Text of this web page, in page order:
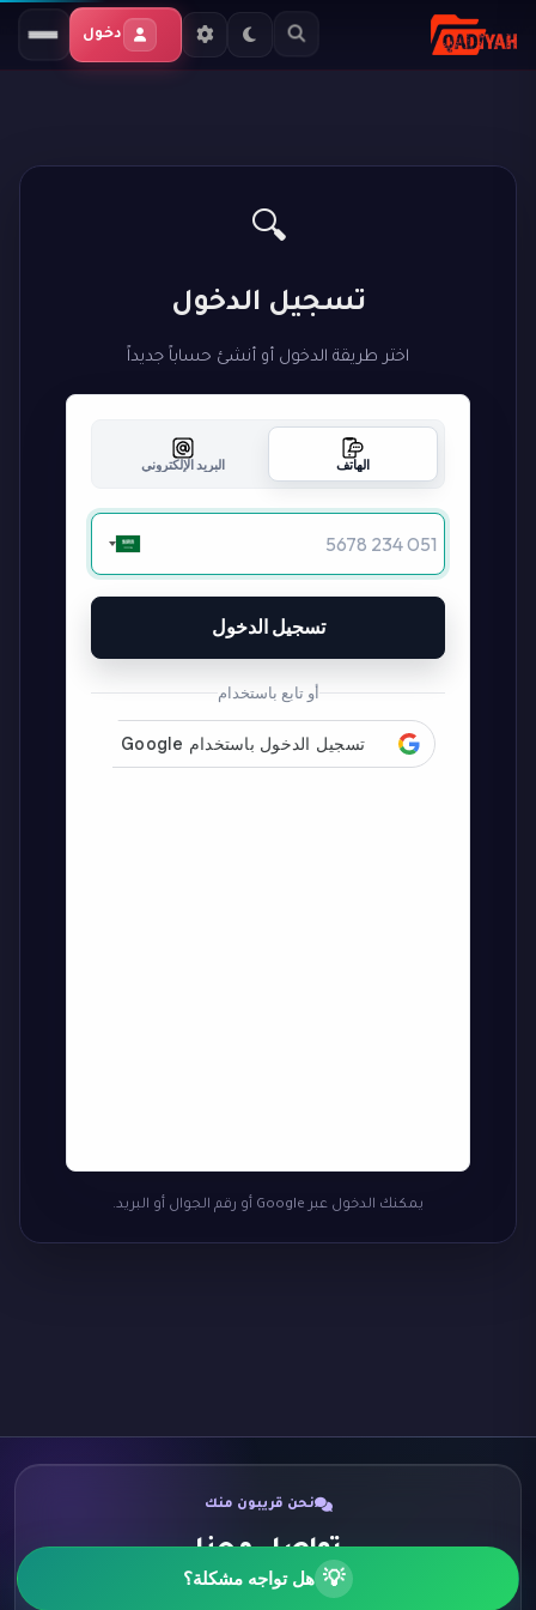
دخول
🔍
تسجيل الدخول
اختر طريقة الدخول أو أنشئ حساباً جديداً
الهاتف البريد الإلكتروني
تسجيل الدخول
أو تابع باستخدام
يمكنك الدخول عبر Google أو رقم الجوال أو البريد.
نحن قريبون منك
تواصل معنا
اختر الطريقة الأنسب لك وسنكون سعداء برسالتك.
💡 هل تواجه مشكلة؟